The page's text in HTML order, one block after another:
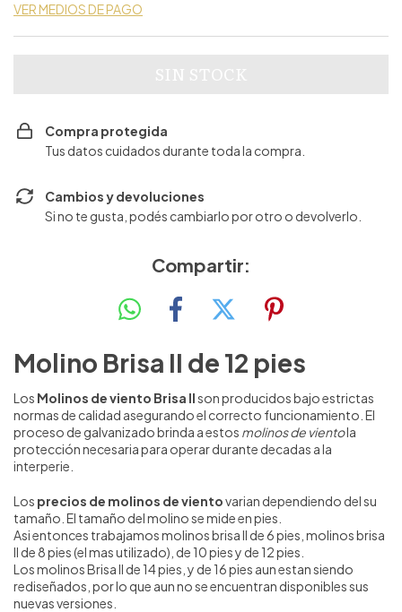
VER MEDIOS DE PAGO
Compra protegida
Tus datos cuidados durante toda la compra.
Cambios y devoluciones
Si no te gusta, podés cambiarlo por otro o devolverlo.
Compartir:
Molino Brisa II de 12 pies
Los Molinos de viento Brisa IIson producidos bajo estrictas
normas de calidad asegurando el correcto funcionamiento. El
proceso de galvanizado brinda a estos molinos de vientola
protección necesaria para operar durante decadas a la
interperie.
Los precios de molinos de vientovarian dependiendo del su
tamaño. El tamaño del molino se mide en pies.
Asi entonces trabajamos molinos brisa II de 6 pies, molinos brisa
II de 8 pies (el mas utilizado), de 10 pies y de 12 pies.
Los molinos Brisa II de 14 pies, y de 16 pies aun estan siendo
rediseñados, por lo que aun no se encuentran disponibles sus
nuevas versiones.